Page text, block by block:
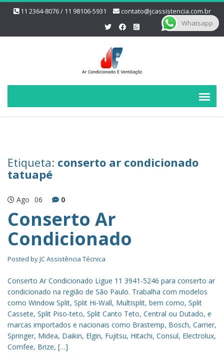
11 2364-8076 / 11 98106-5931 contato@jcassistencia.com.br
Etiqueta: conserto ar condicionado
tatuapé
Ago 06 0
Conserto Ar
Condicionado
Posted byJC Assistência Técnica
Conserto Ar Condicionado Ligue 11 3941-5246 para conserto ar
condicionado na região de São Paulo. Trabalha com modelos
como Window Split, Split Hi-Wall, Multisplit, bem como, Split
Cassete, Split Piso-teto, Split Canto Teto, Central ou Dutado, e
marcas importados e nacionais como Brastemp, Bosch, Carrier,
Springer, Midea, Daikin, Elgin, Fujitsu, Hitachi, Consul, Electrolux,
Comfee, Brize, […]
Whatsapp